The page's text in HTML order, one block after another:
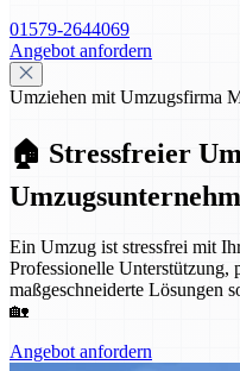
01579-2644069
Angebot anfordern
Umziehen mit Umzugsfirma
🏠 Stressfreier
Ein Umzug ist stressfrei mit
Professionelle
maßgeschneiderte Lösungen
🏡
Angebot anfordern